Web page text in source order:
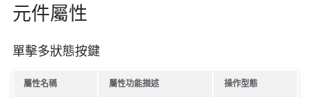
元件屬性
單擊多狀態按鍵
屬性名稱 屬性功能描述 操作型態